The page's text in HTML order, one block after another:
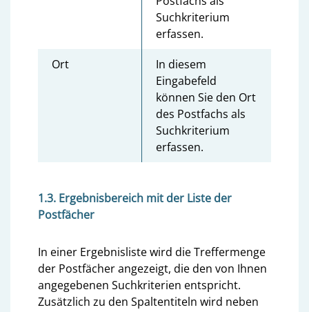
Suchkriterium
erfassen.
Ort
In diesem
Eingabefeld
können Sie den Ort
des Postfachs als
Suchkriterium
erfassen.
1.3. Ergebnisbereich mit der Liste der
Postfächer
In einer Ergebnisliste wird die Treffermenge
der Postfächer angezeigt, die den von Ihnen
angegebenen Suchkriterien entspricht.
Zusätzlich zu den Spaltentiteln wird neben